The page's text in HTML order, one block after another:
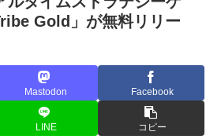
Gold」が無料リリー
Mastodon Facebook
LINE コピー